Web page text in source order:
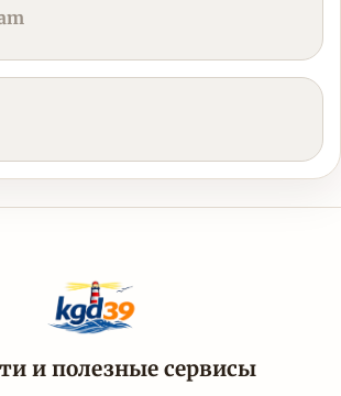
и полезные сервисы